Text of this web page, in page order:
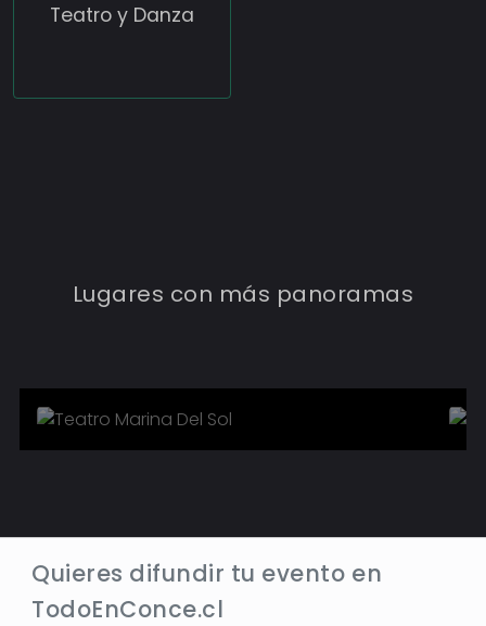
Teatro y Danza
Lugares con más panoramas
3 Eventos
Quieres difundir tu evento en
TodoEnConce.cl